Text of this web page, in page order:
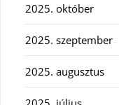
2025. október
2025. szeptember
2025. augusztus